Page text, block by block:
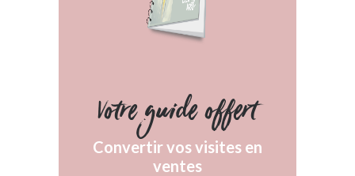
Votre guide offert
Convertir vos visites en
ventes